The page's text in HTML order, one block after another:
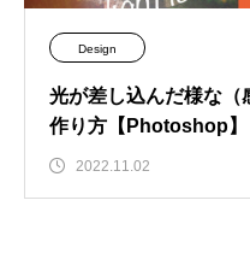
Design
光が差し込んだ様な（
作り方【Photoshop】
2022.11.02